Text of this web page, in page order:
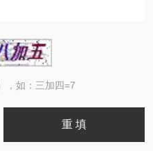
，如：三加四=7